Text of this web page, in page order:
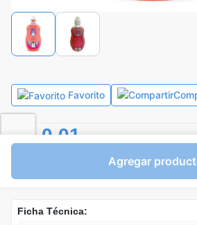
Favorito
Bs.0,01
Agregar
Express en35minpromedio
Ficha Técnica: